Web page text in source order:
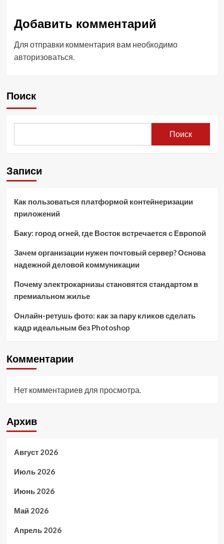
Добавить комментарий
Для отправки комментария вам необходимо
авторизоваться.
Поиск
Поиск
Записи
Как пользоваться платформой контейнеризации
приложений
Баку: город огней, где Восток встречается с Европой
Зачем организации нужен почтовый сервер? Основа
надежной деловой коммуникации
Почему электрокарнизы становятся стандартом в
премиальном жилье
Онлайн-ретушь фото: как за пару кликов сделать
кадр идеальным без Photoshop
Комментарии
Нет комментариев для просмотра.
Архив
Август 2026
Июль 2026
Июнь 2026
Май 2026
Апрель 2026